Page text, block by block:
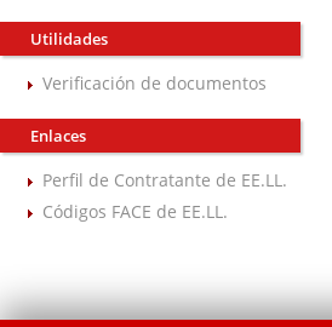
Utilidades
Verificación de documentos
Enlaces
Perfil de Contratante de EE.LL.
Códigos FACE de EE.LL.